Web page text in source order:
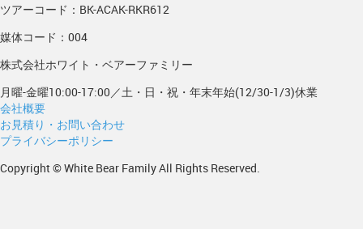
ツアーコード：BK-ACAK-RKR612
媒体コード：004
株式会社ホワイト・ベアーファミリー
月曜-金曜10:00-17:00／土・日・祝・年末年始(12/30-1/3)休業
会社概要
お見積り・お問い合わせ
プライバシーポリシー
Copyright © White Bear Family All Rights Reserved.